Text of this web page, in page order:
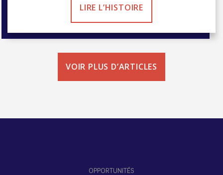
LIRE L’HISTOIRE
VOIR PLUS D’ARTICLES
OPPORTUNITÉS